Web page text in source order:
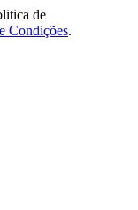
de
Condições.